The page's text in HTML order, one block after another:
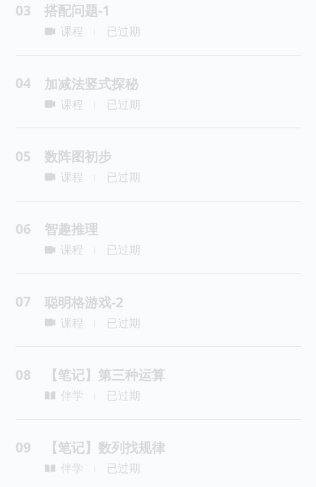
03 搭配问题-1
课程 已过期
04 加减法竖式探秘
课程 已过期
05 数阵图初步
课程 已过期
06 智趣推理
课程 已过期
07 聪明格游戏-2
课程 已过期
08 【笔记】第三种运算
伴学 已过期
09 【笔记】数列找规律
伴学 已过期